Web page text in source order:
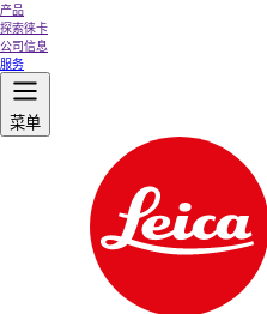
产品
探索徕卡
公司信息
服务
菜单